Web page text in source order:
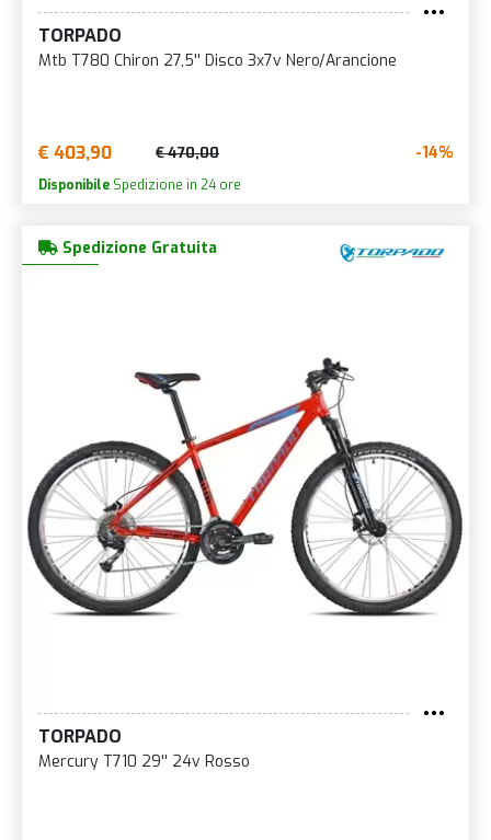
TORPADO
Mtb T780 Chiron 27,5'' Disco 3x7v Nero/Arancione
€ 403,90 € 470,00 -14%
Disponibile Spedizione in 24 ore
Spedizione Gratuita
TORPADO
Mercury T710 29'' 24v Rosso